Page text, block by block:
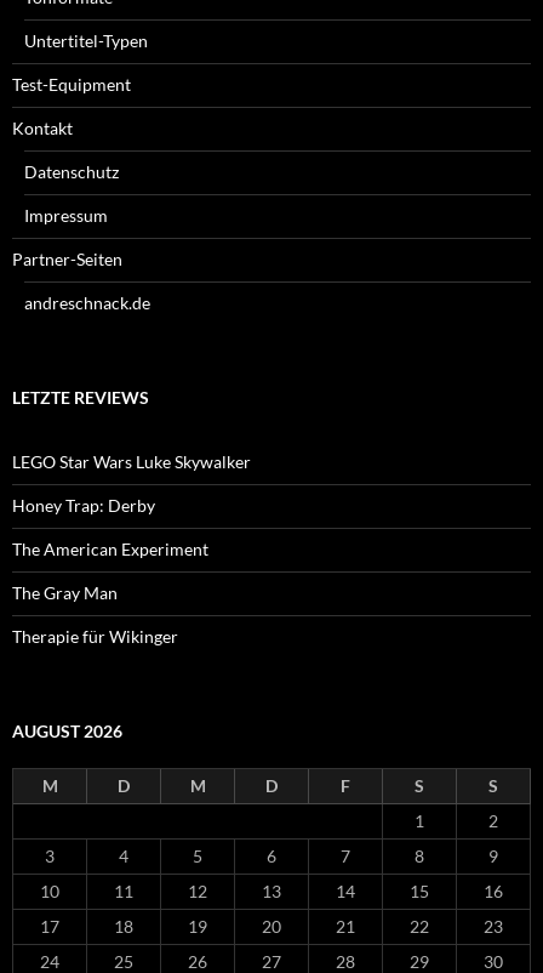
Untertitel-Typen
Test-Equipment
Kontakt
Datenschutz
Impressum
Partner-Seiten
andreschnack.de
LETZTE REVIEWS
LEGO Star Wars Luke Skywalker
Honey Trap: Derby
The American Experiment
The Gray Man
Therapie für Wikinger
AUGUST 2026
M D M D F S
S
1
2
3
4 5 6 7 8
9
10
11 12 13 14 15
16
17
18 19 20 21 22
23
24
25 26 27 28 29
30